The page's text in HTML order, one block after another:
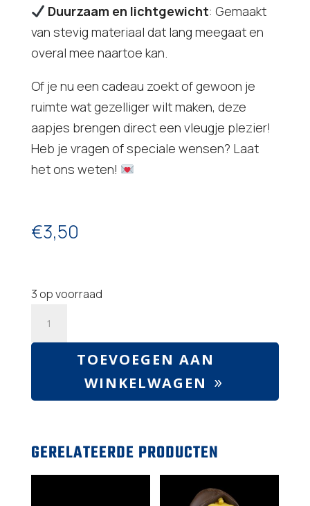
Duurzaam en lichtgewicht: Gemaakt
van stevig materiaal dat lang meegaat en
overal mee naartoe kan.
Of je nu een cadeau zoekt of gewoon je
ruimte wat gezelliger wilt maken, deze
aapjes brengen direct een vleugje plezier!
Heb je vragen of speciale wensen? Laat
het ons weten!
€3,50
3 op voorraad
TOEVOEGEN AAN
WINKELWAGEN
GERELATEERDE PRODUCTEN